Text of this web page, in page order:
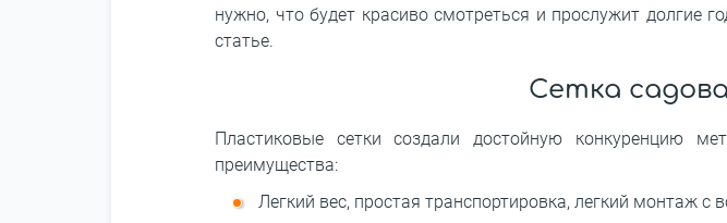
нужно, что будет красиво смотреться и прослужит
статье.
Сетка
Пластиковые сетки создали достойную конкуренцию
преимущества:
Легкий вес, простая транспортировка, легкий монтаж